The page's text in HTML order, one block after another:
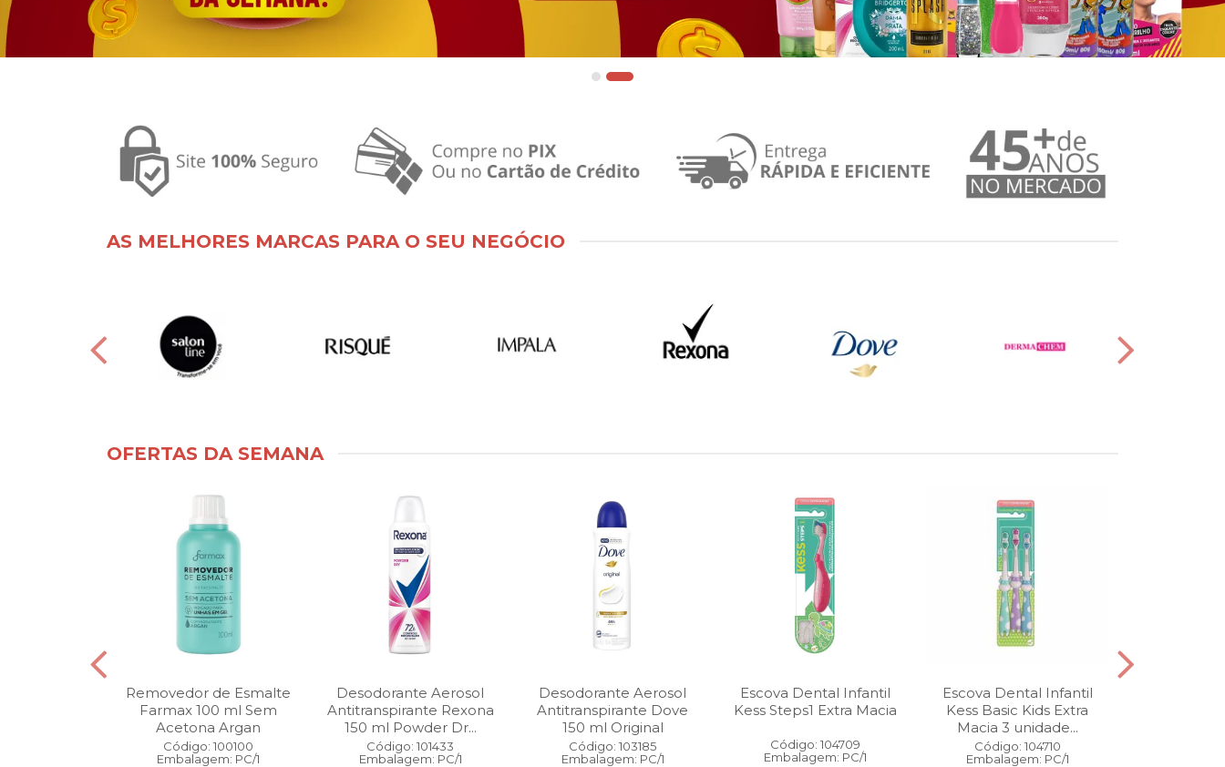
AS MELHORES MARCAS PARA O SEU NEGÓCIO
OFERTAS DA SEMANA
Removedor de Esmalte
Farmax 100 ml Sem
Acetona Argan
Código: 100100
Embalagem: PC/1
Desodorante Aerosol
Antitranspirante Rexona
150 ml Powder Dr...
Código: 101433
Embalagem: PC/1
Desodorante Aerosol
Antitranspirante Dove
150 ml Original
Código: 103185
Embalagem: PC/1
Escova Dental Infantil
Kess Steps1 Extra Macia
Código: 104709
Embalagem: PC/1
Escova Dental Infantil
Kess Basic Kids Extra
Macia 3 unidade...
Código: 104710
Embalagem: PC/1